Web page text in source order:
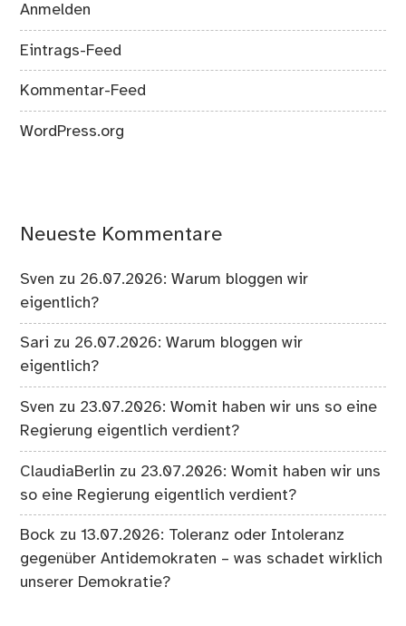
Anmelden
Eintrags-Feed
Kommentar-Feed
WordPress.org
Neueste Kommentare
Sven zu 26.07.2026: Warum bloggen wir
eigentlich?
Sari zu 26.07.2026: Warum bloggen wir
eigentlich?
Sven zu 23.07.2026: Womit haben wir uns so eine
Regierung eigentlich verdient?
ClaudiaBerlin zu 23.07.2026: Womit haben wir uns
so eine Regierung eigentlich verdient?
Bock zu13.07.2026: Toleranz oder Intoleranz
gegenüber Antidemokraten – was schadet wirklich
unserer Demokratie?